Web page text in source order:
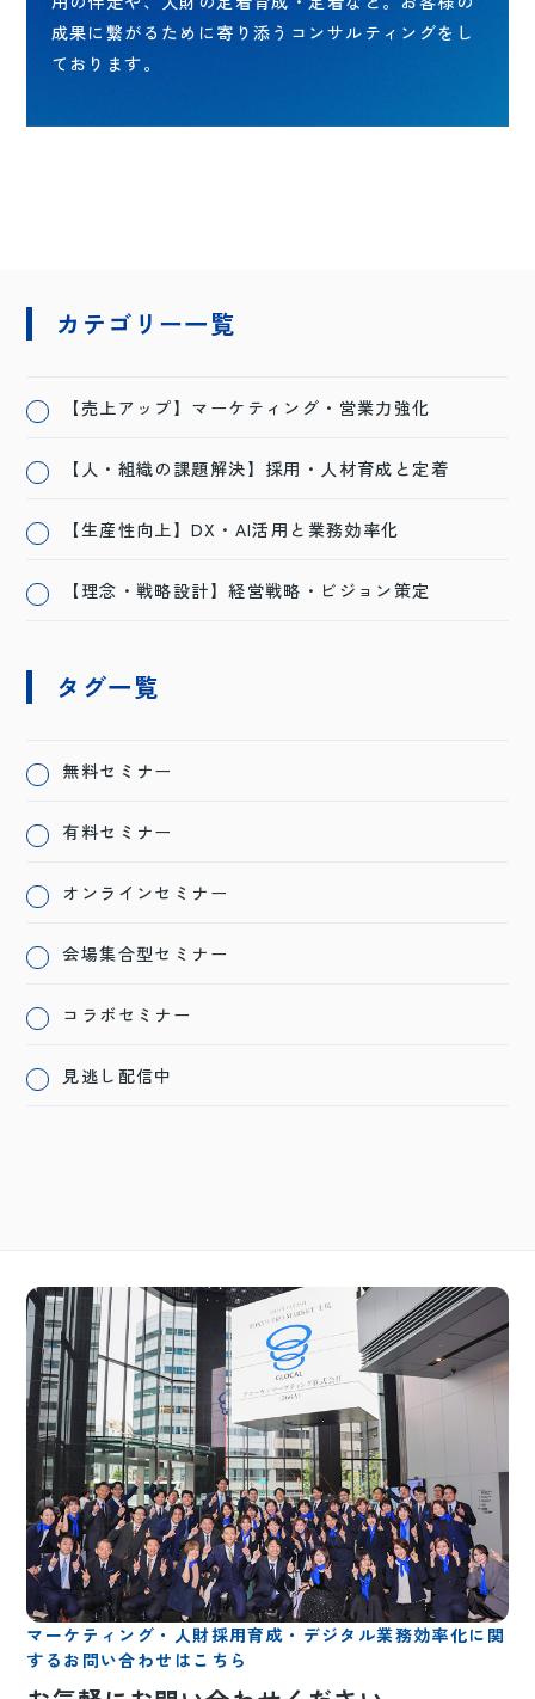
成果に繋がるために寄り添うコンサルティングをし
ております。
カテゴリー一覧
【売上アップ】マーケティング・営業力強化
【人・組織の課題解決】採用・人材育成と定着
【生産性向上】DX・AI活用と業務効率化
【理念・戦略設計】経営戦略・ビジョン策定
タグ一覧
無料セミナー
有料セミナー
オンラインセミナー
会場集合型セミナー
コラボセミナー
見逃し配信中
マーケティング・人財採用育成・デジタル業務効率化に関
するお問い合わせはこちら